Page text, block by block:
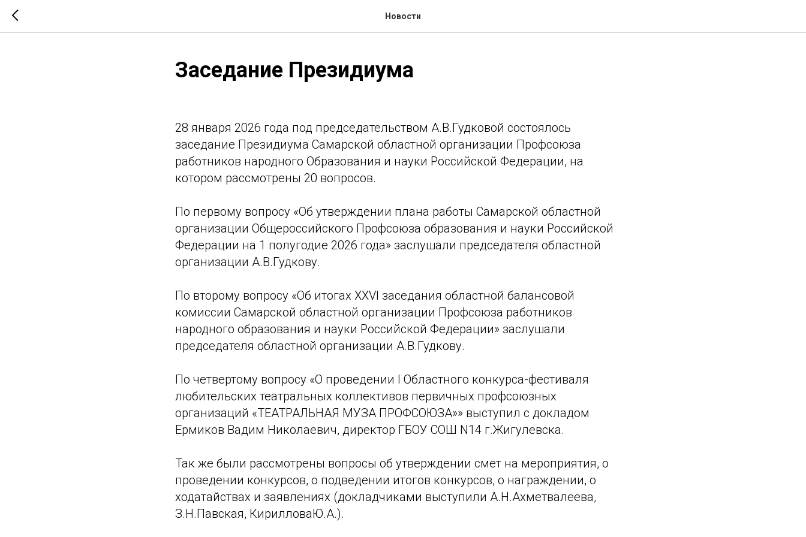
Новости
Заседание Президиума
28 января 2026 года под председательством А.В.Гудковой состоялось
заседание Президиума Самарской областной организации Профсоюза
работников народного Образования и науки Российской Федерации, на
котором рассмотрены 20 вопросов.
По первому вопросу «Об утверждении плана работы Самарской областной
организации Общероссийского Профсоюза образования и науки Российской
Федерации на 1 полугодие 2026 года» заслушали председателя областной
организации А.В.Гудкову.
По второму вопросу «Об итогах XXVI заседания областной балансовой
комиссии Самарской областной организации Профсоюза работников
народного образования и науки Российской Федерации» заслушали
председателя областной организации А.В.Гудкову.
По четвертому вопросу «О проведении I Областного конкурса-фестиваля
любительских театральных коллективов первичных профсоюзных
организаций «ТЕАТРАЛЬНАЯ МУЗА ПРОФСОЮЗА»» выступил с докладом
Ермиков Вадим Николаевич, директор ГБОУ СОШ N14 г.Жигулевска.
Так же были рассмотрены вопросы об утверждении смет на мероприятия, о
проведении конкурсов, о подведении итогов конкурсов, о награждении, о
ходатайствах и заявлениях (докладчиками выступили А.Н.Ахметвалеева,
З.Н.Павская, КирилловаЮ.А.).